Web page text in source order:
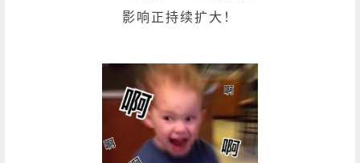
影响正持续扩大！